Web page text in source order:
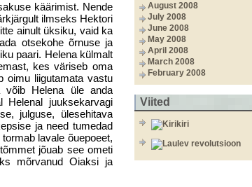
August 2008
July 2008
June 2008
May 2008
April 2008
March 2008
February 2008
Viited
käärimist. Nende
ilmseks Hektori
ainult üksiku, vaid ka
otsekohe õrnuse ja
paari. Helena külmalt
kes väriseb oma
oimu liigutamata vastu
võib Helena üle anda
juuksekarvagi
julguse, ülesehitava
ja need tumedad
lavale õuepoeet,
jõuab see ometi
mõrvanud Oiaksi ja